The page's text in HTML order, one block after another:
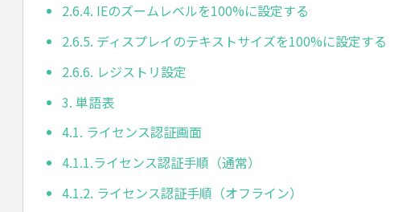
2.6.4. IEのズームレベルを100%に設定する
2.6.5. ディスプレイのテキストサイズを100%に設定する
2.6.6. レジストリ設定
3. 単語表
4.1. ライセンス認証画面
4.1.1.ライセンス認証手順（通常）
4.1.2. ライセンス認証手順（オフライン）